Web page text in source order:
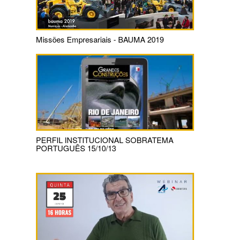
Missões Empresariais - BAUMA 2019
PERFIL INSTITUCIONAL SOBRATEMA
PORTUGUÊS 15/10/13